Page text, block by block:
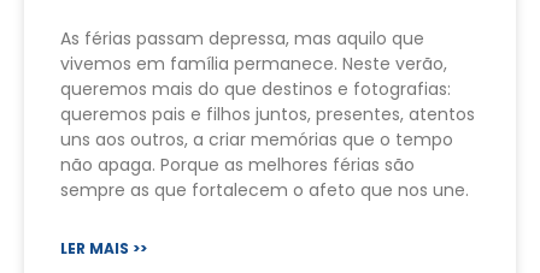
As férias passam depressa, mas aquilo que
vivemos em família permanece. Neste verão,
queremos mais do que destinos e fotografias:
queremos pais e filhos juntos, presentes, atentos
uns aos outros, a criar memórias que o tempo
não apaga. Porque as melhores férias são
sempre as que fortalecem o afeto que nos une.
LER MAIS >>